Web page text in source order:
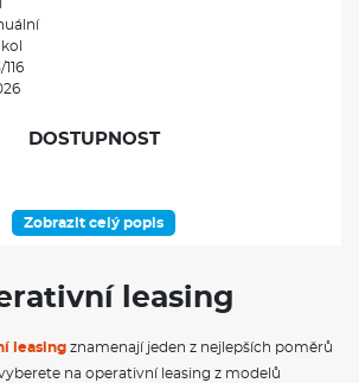
DOSTUPNOST
ISOFIX na krajních sedadlech 2. řady
potažený volant
a prahů černé
Zobrazit celý popis
leasing
leasing znamenají jeden z nejlepších poměrů
na operativní leasing z modelů